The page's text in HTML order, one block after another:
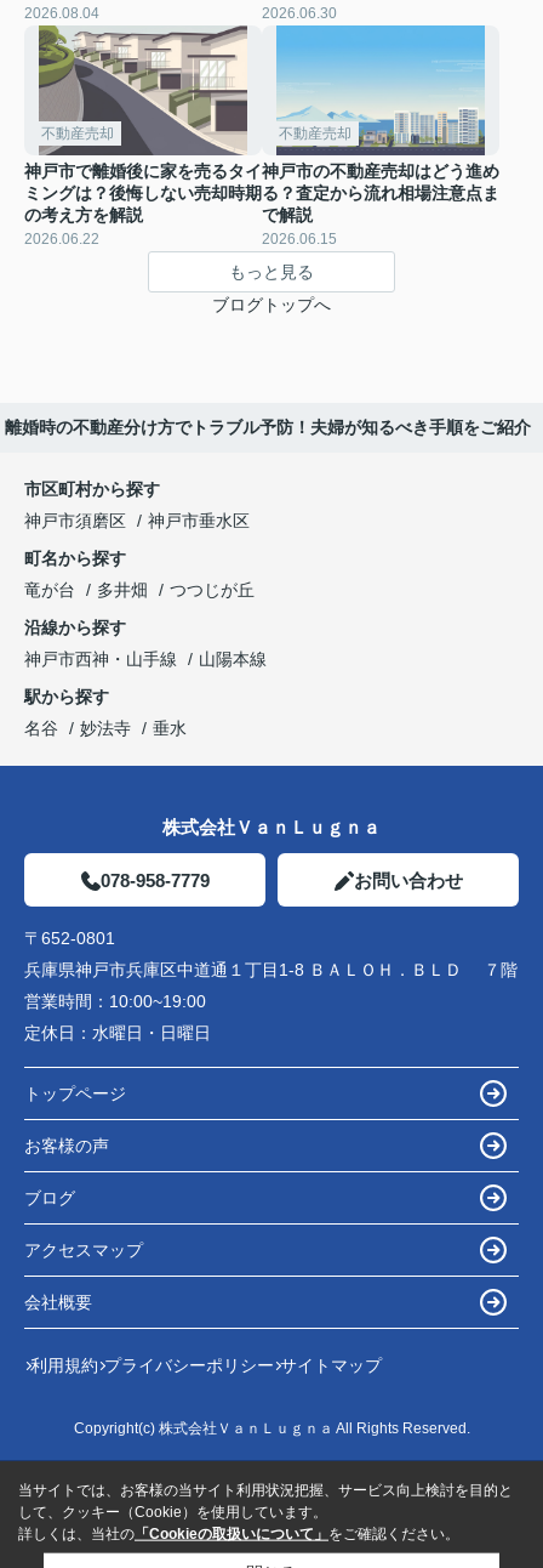
2026.08.04 2026.06.30
不動産売却
神戸市で離婚後に家を売るタイ
ミングは？後悔しない売却時期
の考え方を解説
2026.06.22
不動産売却
神戸市の不動産売却はどう進め
る？査定から流れ相場注意点ま
で解説
2026.06.15
もっと見る
ブログトップへ
離婚時の不動産分け方でトラブル予防！夫婦が知るべき手順をご紹介
市区町村から探す
神戸市須磨区
神戸市垂水区
町名から探す
竜が台
多井畑
つつじが丘
沿線から探す
神戸市西神・山手線
山陽本線
駅から探す
名谷
妙法寺 垂水
株式会社ＶａｎＬｕｇｎａ
078-958-7779 お問い合わせ
〒652-0801
兵庫県神戸市兵庫区中道通１丁目1-8 ＢＡＬＯＨ．ＢＬＤ ７階
営業時間： 10:00~19:00
定休日： 水曜日・日曜日
トップページ
お客様の声
ブログ
アクセスマップ
会社概要
利用規約 プライバシーポリシー サイトマップ
Copyright(c) 株式会社ＶａｎＬｕｇｎａ All Rights Reserved.
当サイトでは、お客様の当サイト利用状況把握、サービス向上検討を目的と
して、クッキー（Cookie）を使用しています。
詳しくは、当社の 「Cookieの取扱いについて」 をご確認ください。